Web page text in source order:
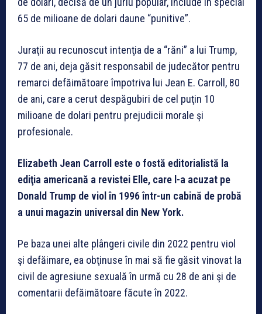
65 de milioane de dolari daune “punitive”.
Juraţii au recunoscut intenţia de a “răni” a lui Trump,
77 de ani, deja găsit responsabil de judecător pentru
remarci defăimătoare împotriva lui Jean E. Carroll, 80
de ani, care a cerut despăgubiri de cel puţin 10
milioane de dolari pentru prejudicii morale şi
profesionale.
Elizabeth Jean Carroll este o fostă editorialistă la
ediţia americană a revistei Elle, care l-a acuzat pe
Donald Trump de viol în 1996 într-un cabină de probă
a unui magazin universal din New York.
Pe baza unei alte plângeri civile din 2022 pentru viol
şi defăimare, ea obţinuse în mai să fie găsit vinovat la
civil de agresiune sexuală în urmă cu 28 de ani şi de
comentarii defăimătoare făcute în 2022.